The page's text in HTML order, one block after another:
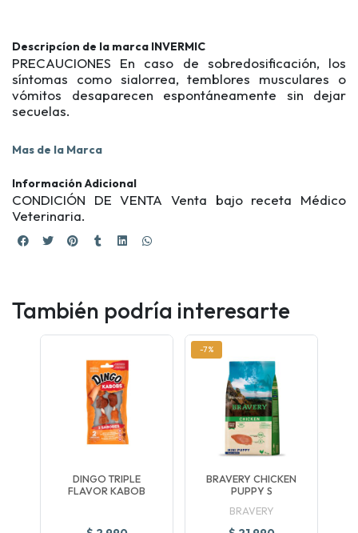
Descripcíon de la marca INVERMIC
PRECAUCIONES En caso de sobredosificación, los
síntomas como sialorrea, temblores musculares o
vómitos desaparecen espontáneamente sin dejar
secuelas.
Mas de la Marca
Información Adicional
CONDICIÓN DE VENTA Venta bajo receta Médico
Veterinaria.
También podría interesarte
DINGO TRIPLE
FLAVOR KABOB
-7%
BRAVERY CHICKEN
PUPPY S
BRAVERY